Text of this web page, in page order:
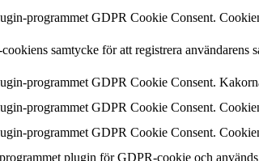
programmet GDPR Cookie Consent.
samtycke för att registrera
programmet GDPR Cookie Consent.
programmet GDPR Cookie Consent.
programmet GDPR Cookie Consent.
plugin för GDPR-cookie och